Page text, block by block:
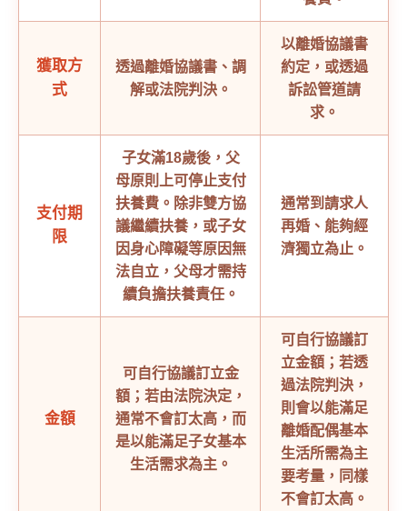
獲取方
式
透過離婚協議書、調
解或法院判決。
以離婚協議書
約定，或透過
訴訟管道請
求。
支付期
限
子女滿18歲後，父
母原則上可停止支付
扶養費。除非雙方協
議繼續扶養，或子女
因身心障礙等原因無
法自立，父母才需持
續負擔扶養責任。
通常到請求人
再婚、能夠經
濟獨立為止。
金額
可自行協議訂立金
額；若由法院決定，
通常不會訂太高，而
是以能滿足子女基本
生活需求為主。
可自行協議訂
立金額；若透
過法院判決，
則會以能滿足
離婚配偶基本
生活所需為主
要考量，同樣
不會訂太高。